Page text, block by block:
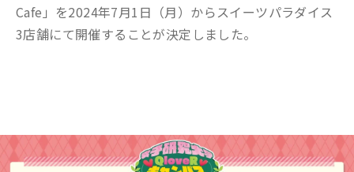
Cafe」を2024年7月1日（月）からスイーツパラダイス
3店舗にて開催することが決定しました。